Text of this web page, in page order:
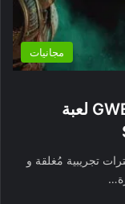
مجانيات
GWENT: The Witcher Card Game لعبة
تجريبية مُغلقة و